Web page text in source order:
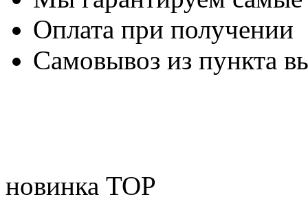
Оплата при получении
Самовывоз из пункта
новинка TOP